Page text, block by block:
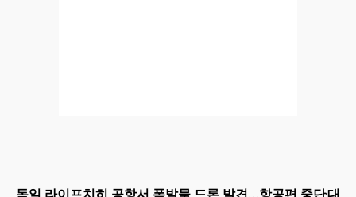
독일 라이프치히 공항서 폭발물 드론 발견…항공편 중단·대